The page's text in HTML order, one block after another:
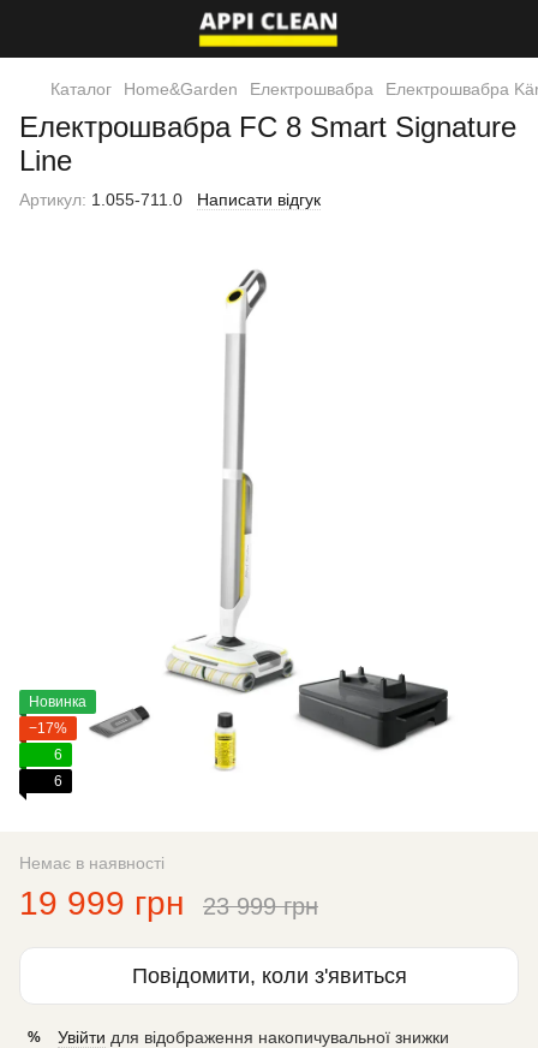
Каталог Home&Garden Електрошвабра Електрошвабра
Електрошвабра FC 8 Smart Signature
Line
Артикул: 1.055-711.0 Написати відгук
Новинка
−17%
6
6
Немає в наявності
19 999 грн 23 999 грн
Повідомити, коли з'явиться
% Увійти для відображення накопичувальної знижки